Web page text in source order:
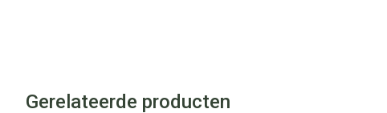
Gerelateerde producten